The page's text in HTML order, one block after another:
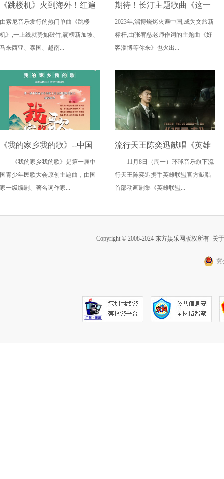
《跳楼机》火到海外！红遍
东南亚、冲上全球榜单，
由索尼音乐发行的热门单曲《跳楼
机》,一上线就势如破竹,霸榜新加坡、
马来西亚、泰国、越南...
期待！长汀主题歌曲《这一
站，长汀》五一即将上线
2023年,淄博烧烤火遍中国,成为文旅新
标杆,由张宥慈老师作词的主题曲《好
客淄博等你来》也火出...
《我的家乡我的歌》--中国
青少年民歌大会原创主题曲
发布
《我的家乡我的歌》是第一届中
国青少年民歌大会原创主题曲，由国
家一级编剧、著名词作家...
流行天王陈奕迅献唱《英雄
联盟：双城之战》中文主题
曲《孤勇者》即日上线
11月8日（周一）环球音乐旗下流
行天王陈奕迅携手英雄联盟官方献唱
首部动画剧集《英雄联盟...
Copyright © 2008-2024 东方娱乐网版权所有 关
冀